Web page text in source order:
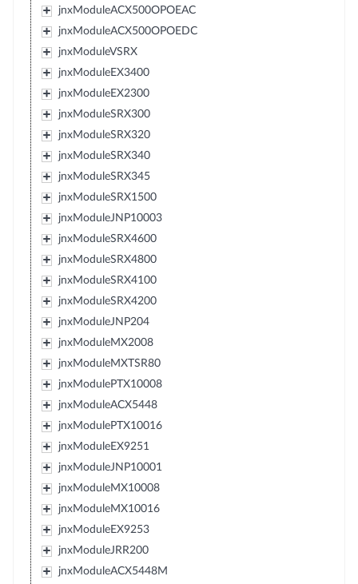
jnxModuleACX500OPOEAC
jnxModuleACX500OPOEDC
jnxModuleVSRX
jnxModuleEX3400
jnxModuleEX2300
jnxModuleSRX300
jnxModuleSRX320
jnxModuleSRX340
jnxModuleSRX345
jnxModuleSRX1500
jnxModuleJNP10003
jnxModuleSRX4600
jnxModuleSRX4800
jnxModuleSRX4100
jnxModuleSRX4200
jnxModuleJNP204
jnxModuleMX2008
jnxModuleMXTSR80
jnxModulePTX10008
jnxModuleACX5448
jnxModulePTX10016
jnxModuleEX9251
jnxModuleJNP10001
jnxModuleMX10008
jnxModuleMX10016
jnxModuleEX9253
jnxModuleJRR200
jnxModuleACX5448M